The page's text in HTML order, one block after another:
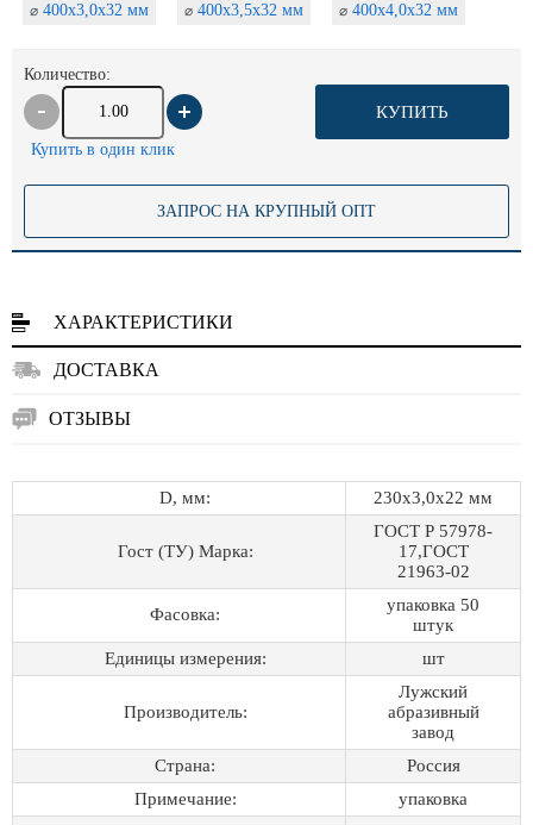
⌀ 400х3,0х32 мм ⌀ 400х3,5х32 мм ⌀ 400х4,0х32 мм
Количество:
КУПИТЬ
Купить в один клик
ЗАПРОС НА КРУПНЫЙ ОПТ
ХАРАКТЕРИСТИКИ
ДОСТАВКА
ОТЗЫВЫ
D, мм: 230х3,0х22 мм
Гост (ТУ) Марка:
ГОСТ Р 57978-
17,ГОСТ
21963-02
Фасовка:
упаковка 50
штук
Единицы измерения:
шт
Производитель:
Лужский
абразивный
завод
Страна:
Россия
Примечание:
упаковка